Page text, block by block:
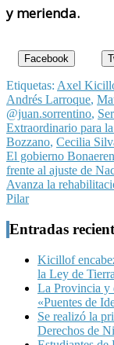
y merienda.
Facebook
Etiquetas: Axel
Andrés Larroque,
@juan.sorrentino,
Extraordinario para
Bozzano, Cecilia
Navegación
de
entradas
El gobierno
frente al ajuste de
Avanza la
Pilar
Entradas
Kicillof
la Ley de
La Provincia y
«Puentes de
Se realizó la
Derechos de